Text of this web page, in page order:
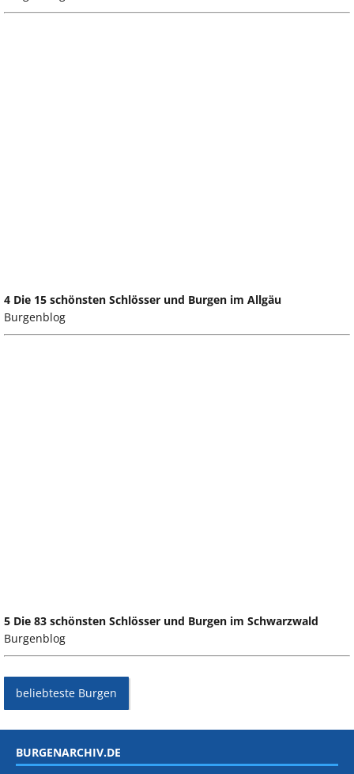
4 Die 15 schönsten Schlösser und Burgen im Allgäu
Burgenblog
5 Die 83 schönsten Schlösser und Burgen im Schwarzwald
Burgenblog
beliebteste Burgen
BURGENARCHIV.DE